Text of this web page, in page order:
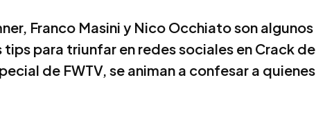
Franco Masini y Nico Occhiato son algunos
para triunfar en redes sociales en Crack de
de FWTV, se animan a confesar a quienes